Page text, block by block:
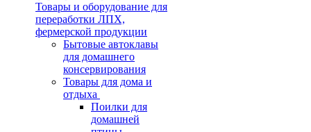
Товары и оборудование для
переработки ЛПХ,
фермерской продукции
Бытовые автоклавы
для домашнего
консервирования
Товары для дома и
отдыха
Поилки для
домашней